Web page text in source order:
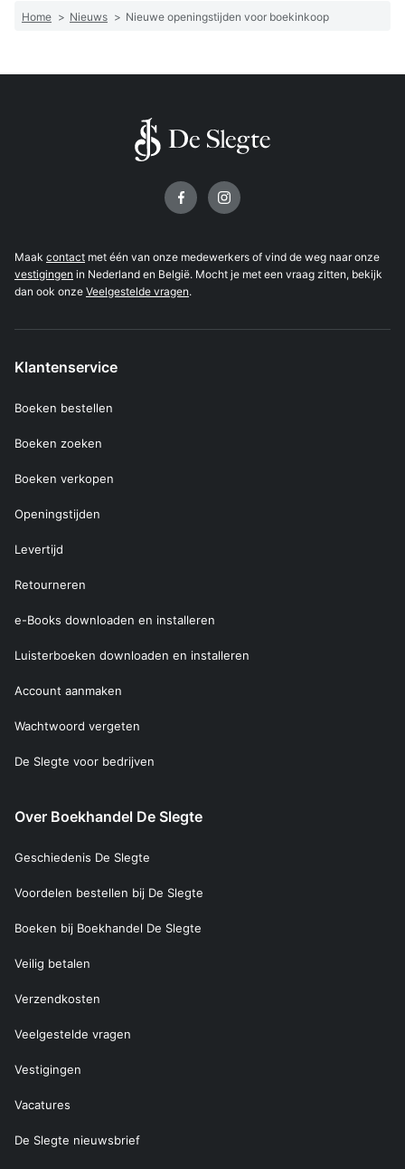
Home > Nieuws > Nieuwe openingstijden voor boekinkoop
Maak contact met één van onze medewerkers of vind de weg naar onze
vestigingen in Nederland en België. Mocht je met een vraag zitten, bekijk
dan ook onze Veelgestelde vragen.
Klantenservice
Boeken bestellen
Boeken zoeken
Boeken verkopen
Openingstijden
Levertijd
Retourneren
e-Books downloaden en installeren
Luisterboeken downloaden en installeren
Account aanmaken
Wachtwoord vergeten
De Slegte voor bedrijven
Over Boekhandel De Slegte
Geschiedenis De Slegte
Voordelen bestellen bij De Slegte
Boeken bij Boekhandel De Slegte
Veilig betalen
Verzendkosten
Veelgestelde vragen
Vestigingen
Vacatures
De Slegte nieuwsbrief